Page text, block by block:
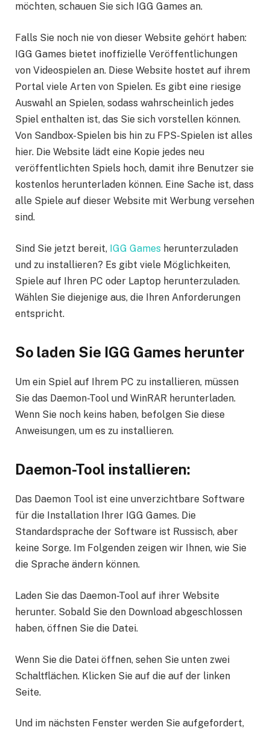
möchten, schauen Sie sich IGG Games an.
Falls Sie noch nie von dieser Website gehört haben:
IGG Games bietet inoffizielle Veröffentlichungen
von Videospielen an. Diese Website hostet auf ihrem
Portal viele Arten von Spielen. Es gibt eine riesige
Auswahl an Spielen, sodass wahrscheinlich jedes
Spiel enthalten ist, das Sie sich vorstellen können.
Von Sandbox-Spielen bis hin zu FPS-Spielen ist alles
hier. Die Website lädt eine Kopie jedes neu
veröffentlichten Spiels hoch, damit ihre Benutzer sie
kostenlos herunterladen können. Eine Sache ist, dass
alle Spiele auf dieser Website mit Werbung versehen
sind.
Sind Sie jetzt bereit, IGG Games herunterzuladen
und zu installieren? Es gibt viele Möglichkeiten,
Spiele auf Ihren PC oder Laptop herunterzuladen.
Wählen Sie diejenige aus, die Ihren Anforderungen
entspricht.
So laden Sie IGG Games herunter
Um ein Spiel auf Ihrem PC zu installieren, müssen
Sie das Daemon-Tool und WinRAR herunterladen.
Wenn Sie noch keins haben, befolgen Sie diese
Anweisungen, um es zu installieren.
Daemon-Tool installieren:
Das Daemon Tool ist eine unverzichtbare Software
für die Installation Ihrer IGG Games. Die
Standardsprache der Software ist Russisch, aber
keine Sorge. Im Folgenden zeigen wir Ihnen, wie Sie
die Sprache ändern können.
Laden Sie das Daemon-Tool auf ihrer Website
herunter. Sobald Sie den Download abgeschlossen
haben, öffnen Sie die Datei.
Wenn Sie die Datei öffnen, sehen Sie unten zwei
Schaltflächen. Klicken Sie auf die auf der linken
Seite.
Und im nächsten Fenster werden Sie aufgefordert,